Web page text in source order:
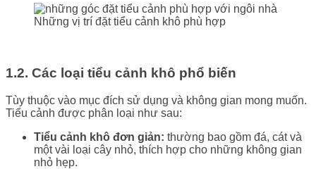
Những vị trí đặt tiểu cảnh khô phù hợp
1.2. Các loại tiểu cảnh khô phổ biến
Tùy thuộc vào mục đích sử dụng và không gian mong muốn.
Tiểu cảnh được phân loại như sau:
Tiểu cảnh khô đơn giản: thường bao gồm đá, cát và
một vài loại cây nhỏ, thích hợp cho những không gian
nhỏ hẹp.